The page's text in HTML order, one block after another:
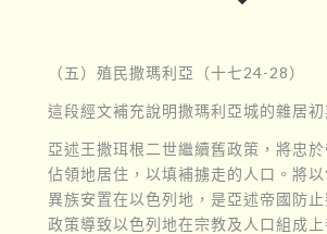
（五）殖民撒瑪利亞（十七24-28）
這段經文補充說明撒瑪利亞城的雜居初
亞述王撒珥根二世繼續舊政策，將忠
佔領地居住，以填補擄走的人口。將
異族安置在以色列地，是亞述帝國防
政策導致以色列地在宗教及人口組成上